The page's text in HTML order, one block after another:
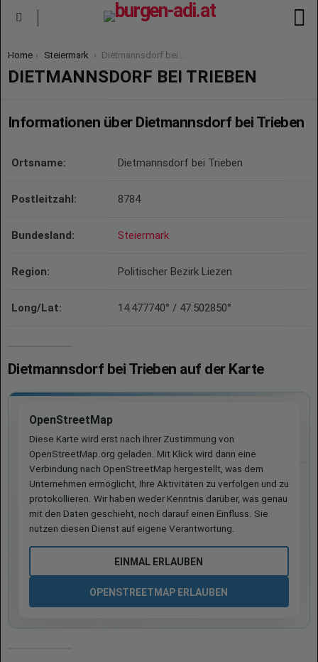
You are here:
Home Steiermark Dietmannsdorf bei Trieben
DIETMANNSDORF BEI TRIEBEN
Informationen über Dietmannsdorf bei Trieben
Ortsname: Dietmannsdorf bei Trieben
Postleitzahl: 8784
Bundesland: Steiermark
Region: Politischer Bezirk Liezen
Long/Lat: 14.477740° / 47.502850°
Dietmannsdorf bei Trieben auf der Karte
OpenStreetMap
Diese Karte wird erst nach Ihrer Zustimmung von
OpenStreetMap.org geladen. Mit Klick wird dann eine
Verbindung nach OpenStreetMap hergestellt, was dem
Unternehmen ermöglicht, Ihre Aktivitäten zu verfolgen und zu
protokollieren. Wir haben weder Kenntnis darüber, was genau
mit den Daten geschieht, noch darauf einen Einfluss. Sie
nutzen diesen Dienst auf eigene Verantwortung.
EINMAL ERLAUBEN
OPENSTREETMAP ERLAUBEN